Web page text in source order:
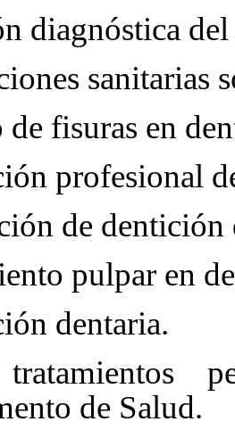
diagnóstica
sanitarias
de fisuras en
profesional
de
pulpar en
dentaria.
de Salud.